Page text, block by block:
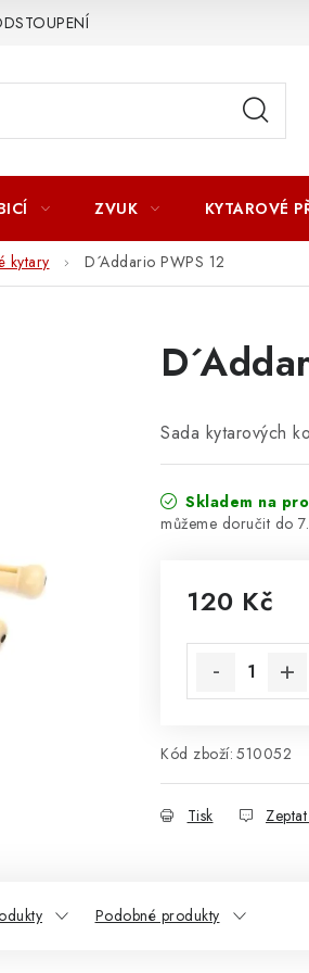
OD SMLOUVY ZÁSADY
ZVUK KYTAROVÉ
kytary D´Addario PWPS 12
Sada kytarových
Skladem na
120 Kč
Kód zboží: 510052
Tisk
Podobné produkty